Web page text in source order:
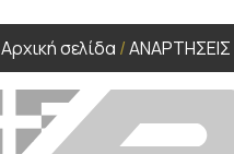
Αρχική σελίδα /ΑΝΑΡΤΗΣΕΙΣ